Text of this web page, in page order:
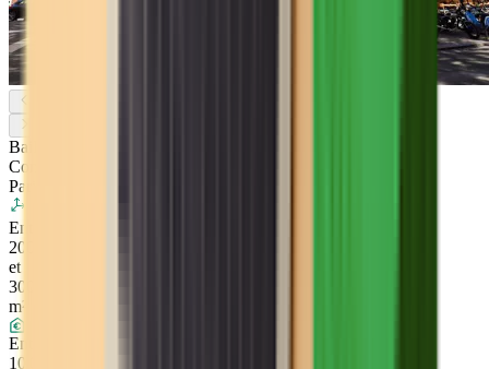
Bail
Commercial
Paris
Entre
200
et
300
m²
Entre
10 000